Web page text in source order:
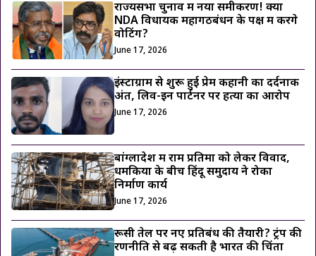
राज्यसभा चुनाव में नया समीकरण! क्या
NDA विधायक महागठबंधन के पक्ष में करेंगे
वोटिंग?
June 17, 2026
इंस्टाग्राम से शुरू हुई प्रेम कहानी का दर्दनाक
अंत, लिव-इन पार्टनर पर हत्या का आरोप
June 17, 2026
बांग्लादेश में राम प्रतिमा को लेकर विवाद,
धमकियों के बीच हिंदू समुदाय ने रोका
निर्माण कार्य
June 17, 2026
रूसी तेल पर नए प्रतिबंध की तैयारी? ट्रंप की
रणनीति से बढ़ सकती है भारत की चिंता